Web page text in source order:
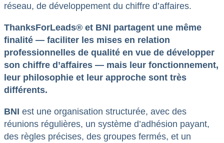
réseau, de développement du chiffre d’affaires.
ThanksForLeads® et BNI partagent une même
finalité — faciliter les mises en relation
professionnelles de qualité en vue de développer
son chiffre d’affaires — mais leur fonctionnement,
leur philosophie et leur approche sont très
différents.
BNI est une organisation structurée, avec des
réunions régulières, un système d’adhésion payant,
des règles précises, des groupes fermés, et un